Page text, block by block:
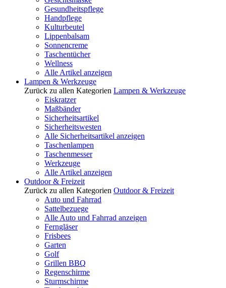
Gesundheitspflege
Handpflege
Kulturbeutel
Lippenbalsam
Sonnencreme
Taschentücher
Wellness
Alle Artikel anzeigen
Lampen & Werkzeuge
Zurück zu allen Kategorien Lampen & Werkzeuge
Eiskratzer
Maßbänder
Sicherheitsartikel
Sicherheitswesten
Alle Sicherheitsartikel anzeigen
Taschenlampen
Taschenmesser
Werkzeuge
Alle Artikel anzeigen
Outdoor & Freizeit
Zurück zu allen Kategorien Outdoor & Freizeit
Auto und Fahrrad
Sattelbezuege
Alle Auto und Fahrrad anzeigen
Ferngläser
Frisbees
Garten
Golf
Grillen BBQ
Regenschirme
Sturmschirme